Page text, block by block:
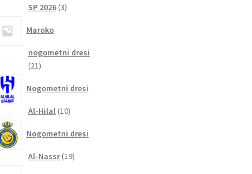
SP 2026 33
Maroko
nogometni dresi
2121
Nogometni dresi
Al-Hilal 1010
Nogometni dresi
Al-Nassr 1919